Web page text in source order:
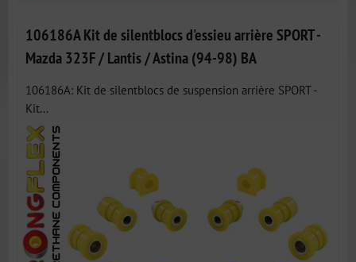
106186A Kit de silentblocs d'essieu arrière SPORT -
Mazda 323F / Lantis / Astina (94-98) BA
106186A: Kit de silentblocs de suspension arrière SPORT -
Kit...